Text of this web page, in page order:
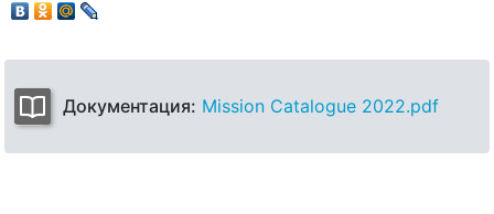
Документация: Mission Catalogue 2022.pdf